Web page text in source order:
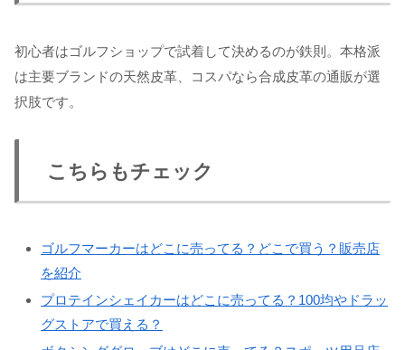
初心者はゴルフショップで試着して決めるのが鉄則。本格派
は主要ブランドの天然皮革、コスパなら合成皮革の通販が選
択肢です。
こちらもチェック
ゴルフマーカーはどこに売ってる？どこで買う？販売店
を紹介
プロテインシェイカーはどこに売ってる？100均やドラッ
グストアで買える？